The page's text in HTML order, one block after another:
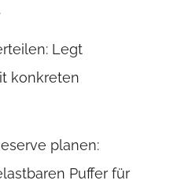
Legt
konkreten
planen:
Puffer für